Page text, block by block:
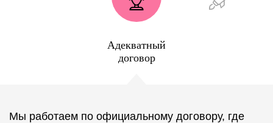
Адекватный
договор
Мы работаем по официальному договору, где